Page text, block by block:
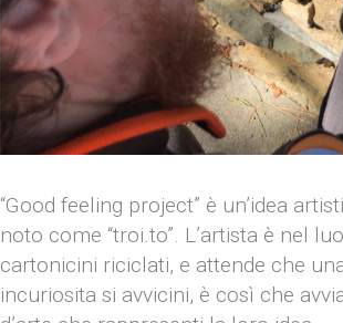
“Good feeling project” è un’idea
noto come “troi.to”. L’artista è nel
cartonicini riciclati, e attende che
incuriosita si avvicini, è così che